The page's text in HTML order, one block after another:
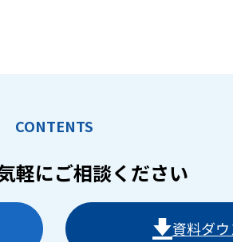
CONTENTS
軽にご相談ください
資料ダ